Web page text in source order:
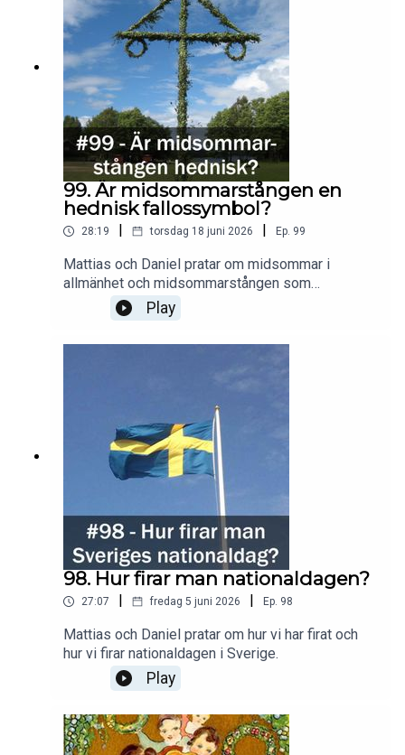
99. Är midsommarstången en
hednisk fallossymbol?
28:19 torsdag 18 juni 2026 Ep. 99
Mattias och Daniel pratar om midsommar i
allmänhet och midsommarstången som
fallossymbol i synnerhet.
Play
98. Hur firar man nationaldagen?
27:07 fredag 5 juni 2026 Ep. 98
Mattias och Daniel pratar om hur vi har firat och
hur vi firar nationaldagen i Sverige.
Play